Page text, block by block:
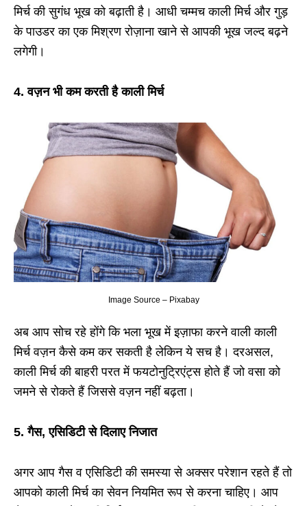
मिर्च की सुगंध भूख को बढ़ाती है। आधी चम्मच काली मिर्च और गुड़
के पाउडर का एक मिश्रण रोज़ाना खाने से आपकी भूख जल्द बढ़ने
लगेगी।
4. वज़न भी कम करती है काली मिर्च
Image Source – Pixabay
अब आप सोच रहे होंगे कि भला भूख में इज़ाफा करने वाली काली
मिर्च वज़न कैसे कम कर सकती है लेकिन ये सच है। दरअसल,
काली मिर्च की बाहरी परत में फयटोनुट्रिएंट्स होते हैं जो वसा को
जमने से रोकते हैं जिससे वज़न नहीं बढ़ता।
5. गैस, एसिडिटी से दिलाए निजात
अगर आप गैस व एसिडिटी की समस्या से अक्सर परेशान रहते हैं तो
आपको काली मिर्च का सेवन नियमित रूप से करना चाहिए। आप